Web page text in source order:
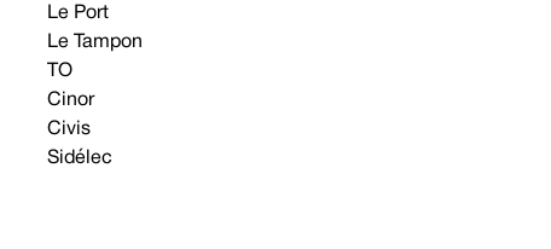
Le Port
Le Tampon
TO
Cinor
Civis
Sidélec